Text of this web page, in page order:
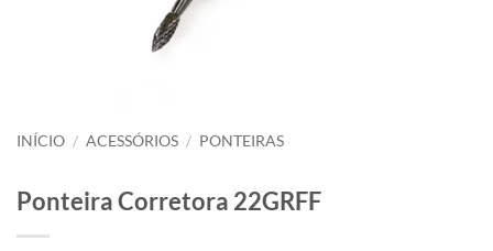
INÍCIO / ACESSÓRIOS / PONTEIRAS
Ponteira Corretora 22GRFF